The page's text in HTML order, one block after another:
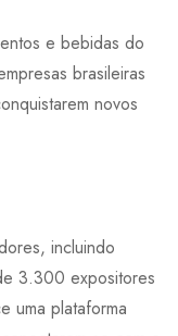
e bebidas do
brasileiras
novos
incluindo
3.300 expositores
uma plataforma